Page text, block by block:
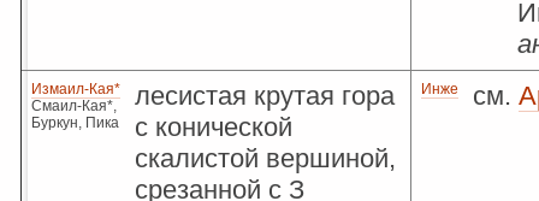
Измаил-Кая*
Смаил-Кая*,
Буркун, Пика
лесистая крутая гора
с конической
скалистой вершиной,
срезанной с З
Инже см.